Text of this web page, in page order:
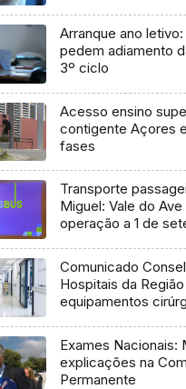
Arranque ano
pedem adiamento
3º ciclo
Acesso ensino
contigente Açores
fases
Transporte
Miguel: Vale do Ave
operação a 1 de
Comunicado
Hospitais da
equipamentos
Exames Nacionais:
explicações na
Permanente